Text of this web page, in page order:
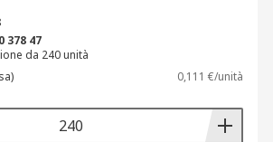
0 378 47
da 240 unità
0,111 €/unità